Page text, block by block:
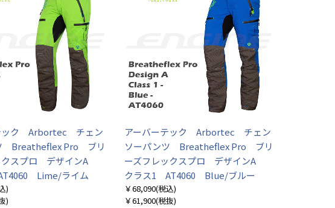
ック Arbortec チェン
Breatheflex Pro ブリ
クスプロ デザインA
Lime/ライム
)
)
アーバーテック Arbortec チェン
ソーパンツ Breatheflex Pro ブリ
ーズフレックスプロ デザインA
クラス1 AT4060 Blue/ブルー
￥68,090(税込)
￥61,900(税抜)